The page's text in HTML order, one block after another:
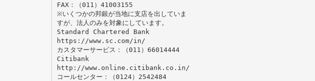
FAX：（011）41003155
※いくつかの邦銀が当地に支店を出していま
すが、法人のみを対象にしています。
Standard Chartered Bank
https://www.sc.com/in/
カスタマーサービス：（011）66014444
Citibank
http://www.online.citibank.co.in/
コールセンター：（0124）2542484